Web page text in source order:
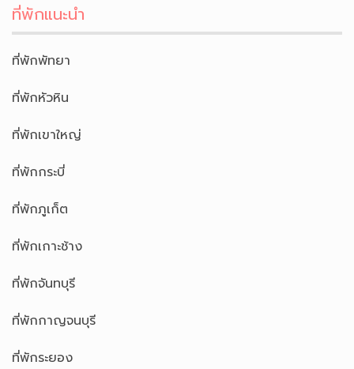
ที่พักแนะนำ
ที่พักพัทยา
ที่พักหัวหิน
ที่พักเขาใหญ่
ที่พักกระบี่
ที่พักภูเก็ต
ที่พักเกาะช้าง
ที่พักจันทบุรี
ที่พักกาญจนบุรี
ที่พักระยอง